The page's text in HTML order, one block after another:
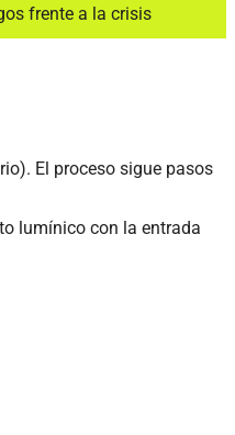
frente a la crisis
El proceso sigue pasos
lumínico con la entrada